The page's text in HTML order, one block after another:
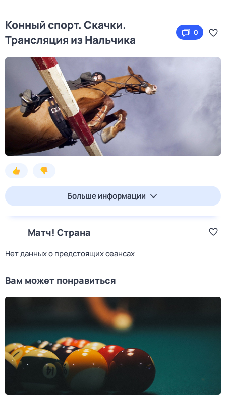
Конный спорт. Скачки.
Трансляция из Нальчика
0
Больше информации
Матч! Страна
Нет данных о предстоящих сеансах
Вам может понравиться